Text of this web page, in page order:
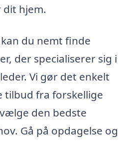
hjem.
du nemt finde
der specialiserer sig i
Vi gør det enkelt
tilbud fra forskellige
den bedste
Gå på opdagelse og